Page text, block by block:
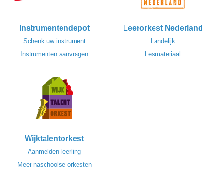
Instrumentendepot
Schenk uw instrument
Instrumenten aanvragen
Leerorkest Nederland
Landelijk
Lesmateriaal
Wijktalentorkest
Aanmelden leerling
Meer naschoolse orkesten